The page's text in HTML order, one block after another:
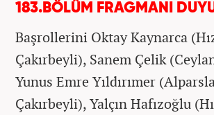
183.BÖLÜM FRAGMANI
Başrollerini Oktay Kaynarca
Çakırbeyli), Sanem Çelik
Yunus Emre Yıldırımer
Çakırbeyli), Yalçın Hafızoğlu